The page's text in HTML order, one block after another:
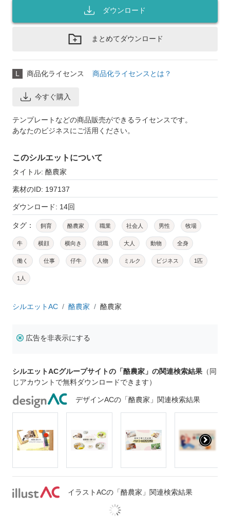
ダウンロード
まとめてダウンロード
L 商品化ライセンス 商品化ライセンスとは？
今すぐ購入
テンプレートなどの商品販売ができるライセンスです。
あなたのビジネスにご活用ください。
このシルエットについて
タイトル: 酪農家
素材のID: 197137
ダウンロード: 14回
タグ： 飼育 酪農家 職業 社会人 男性 牧場
牛 横顔 横向き 就職 大人 動物 全身
働く 仕事 仔牛 人物 ミルク ビジネス 1匹
1人
シルエットAC 酪農家 酪農家
広告を非表示にする
シルエットACグループサイトの「酪農家」の関連検索結果 （同
じアカウントで無料ダウンロードできます）
デザインACの「酪農家」関連検索結果
イラストACの「酪農家」関連検索結果